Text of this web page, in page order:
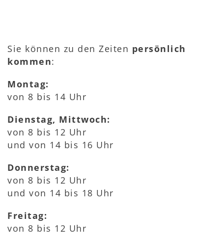
Sie können zu den Zeiten persönlich
kommen:
Montag:
von 8 bis 14 Uhr
Dienstag, Mittwoch:
von 8 bis 12 Uhr
und von 14 bis 16 Uhr
Donnerstag:
von 8 bis 12 Uhr
und von 14 bis 18 Uhr
Freitag:
von 8 bis 12 Uhr